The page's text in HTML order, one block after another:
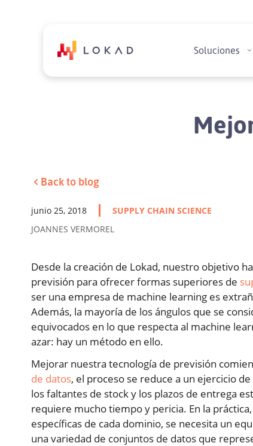
Soluciones
Back to blog
junio 25, 2018
SUPPLY CHAIN SCIENCE
JOANNES VERMOREL
Desde la creación de Lokad, nuestro objetivo
previsión para ofrecer formas superiores de
ser una empresa de machine learning es
Además, la mayoría de los ángulos que se
equivocados en lo que respecta al machine
azar: hay un método en ello.
Mejorar nuestra tecnología de previsión
de datos, el proceso se reduce a un ejercicio
los faltantes de stock y los plazos de entrega
requiere mucho tiempo y pericia. En la
específicas de cada dominio, se necesita un
una variedad de conjuntos de datos que